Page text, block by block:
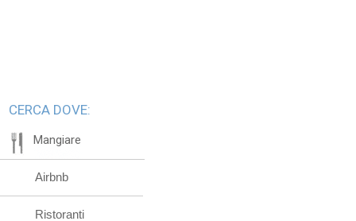
CERCA DOVE:
Mangiare
Airbnb
Ristoranti